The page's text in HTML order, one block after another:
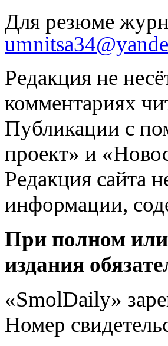
Для резюме
Редакция не
комментариях
Публикации с
проект» и
Редакция сайта
информации,
При полном или
издания
«SmolDaily»
Номер